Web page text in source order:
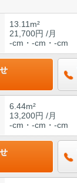
13.11m²
21,700円 /月
-cm・-cm・-cm
6.44m²
13,200円 /月
-cm・-cm・-cm